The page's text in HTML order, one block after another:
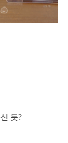
듯?